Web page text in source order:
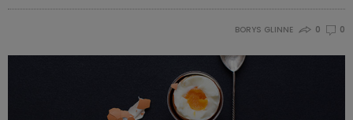
BORYS GLINNE 0 0